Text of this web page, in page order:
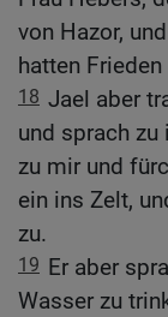
von Hazor,
hatten
18 Jael aber
und sprach zu
zu mir und
ein ins Zelt,
zu.
19 Er aber
Wasser zu